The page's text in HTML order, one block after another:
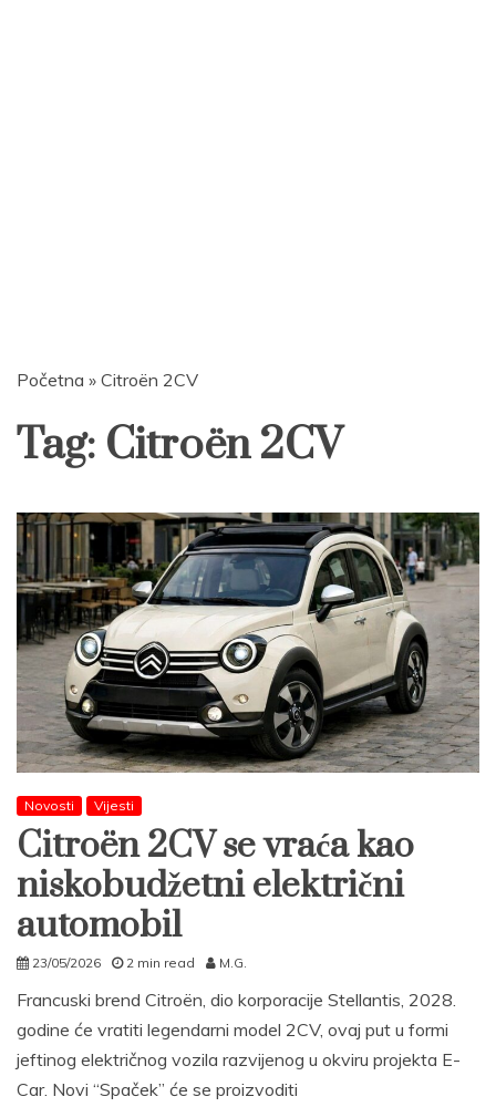
Početna » Citroën 2CV
Tag: Citroën 2CV
Novosti Vijesti
Citroën 2CV se vraća kao
niskobudžetni električni
automobil
23/05/2026 2 min read M.G.
Francuski brend Citroën, dio korporacije Stellantis, 2028.
godine će vratiti legendarni model 2CV, ovaj put u formi
jeftinog električnog vozila razvijenog u okviru projekta E-
Car. Novi “Spaček” će se proizvoditi